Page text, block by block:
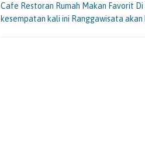
Cafe Restoran Rumah Makan Favorit
kesempatan kali ini Ranggawisata